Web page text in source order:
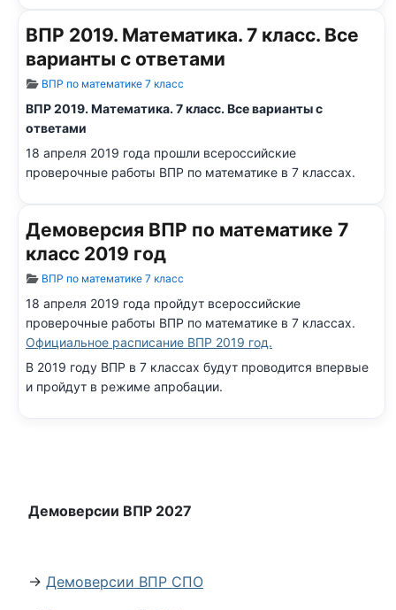
ВПР 2019. Математика. 7 класс. Все
варианты с ответами
Информация о материале
ВПР по математике 7 класс
ВПР 2019. Математика. 7 класс. Все варианты с
ответами
18 апреля 2019 года прошли всероссийские
проверочные работы ВПР по математике в 7 классах.
Демоверсия ВПР по математике 7
класс 2019 год
Информация о материале
ВПР по математике 7 класс
18 апреля 2019 года пройдут всероссийские
проверочные работы ВПР по математике в 7 классах.
Официальное расписание ВПР 2019 год.
В 2019 году ВПР в 7 классах будут проводится впервые
и пройдут в режиме апробации.
Демоверсии ВПР 2027
→ Демоверсии ВПР СПО